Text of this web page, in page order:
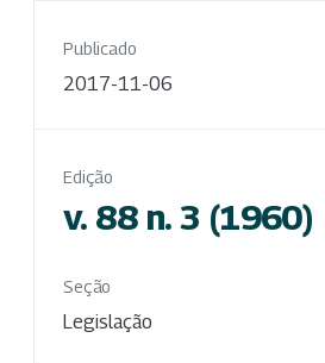
Publicado
2017-11-06
Edição
v. 88 n. 3 (1960)
Seção
Legislação